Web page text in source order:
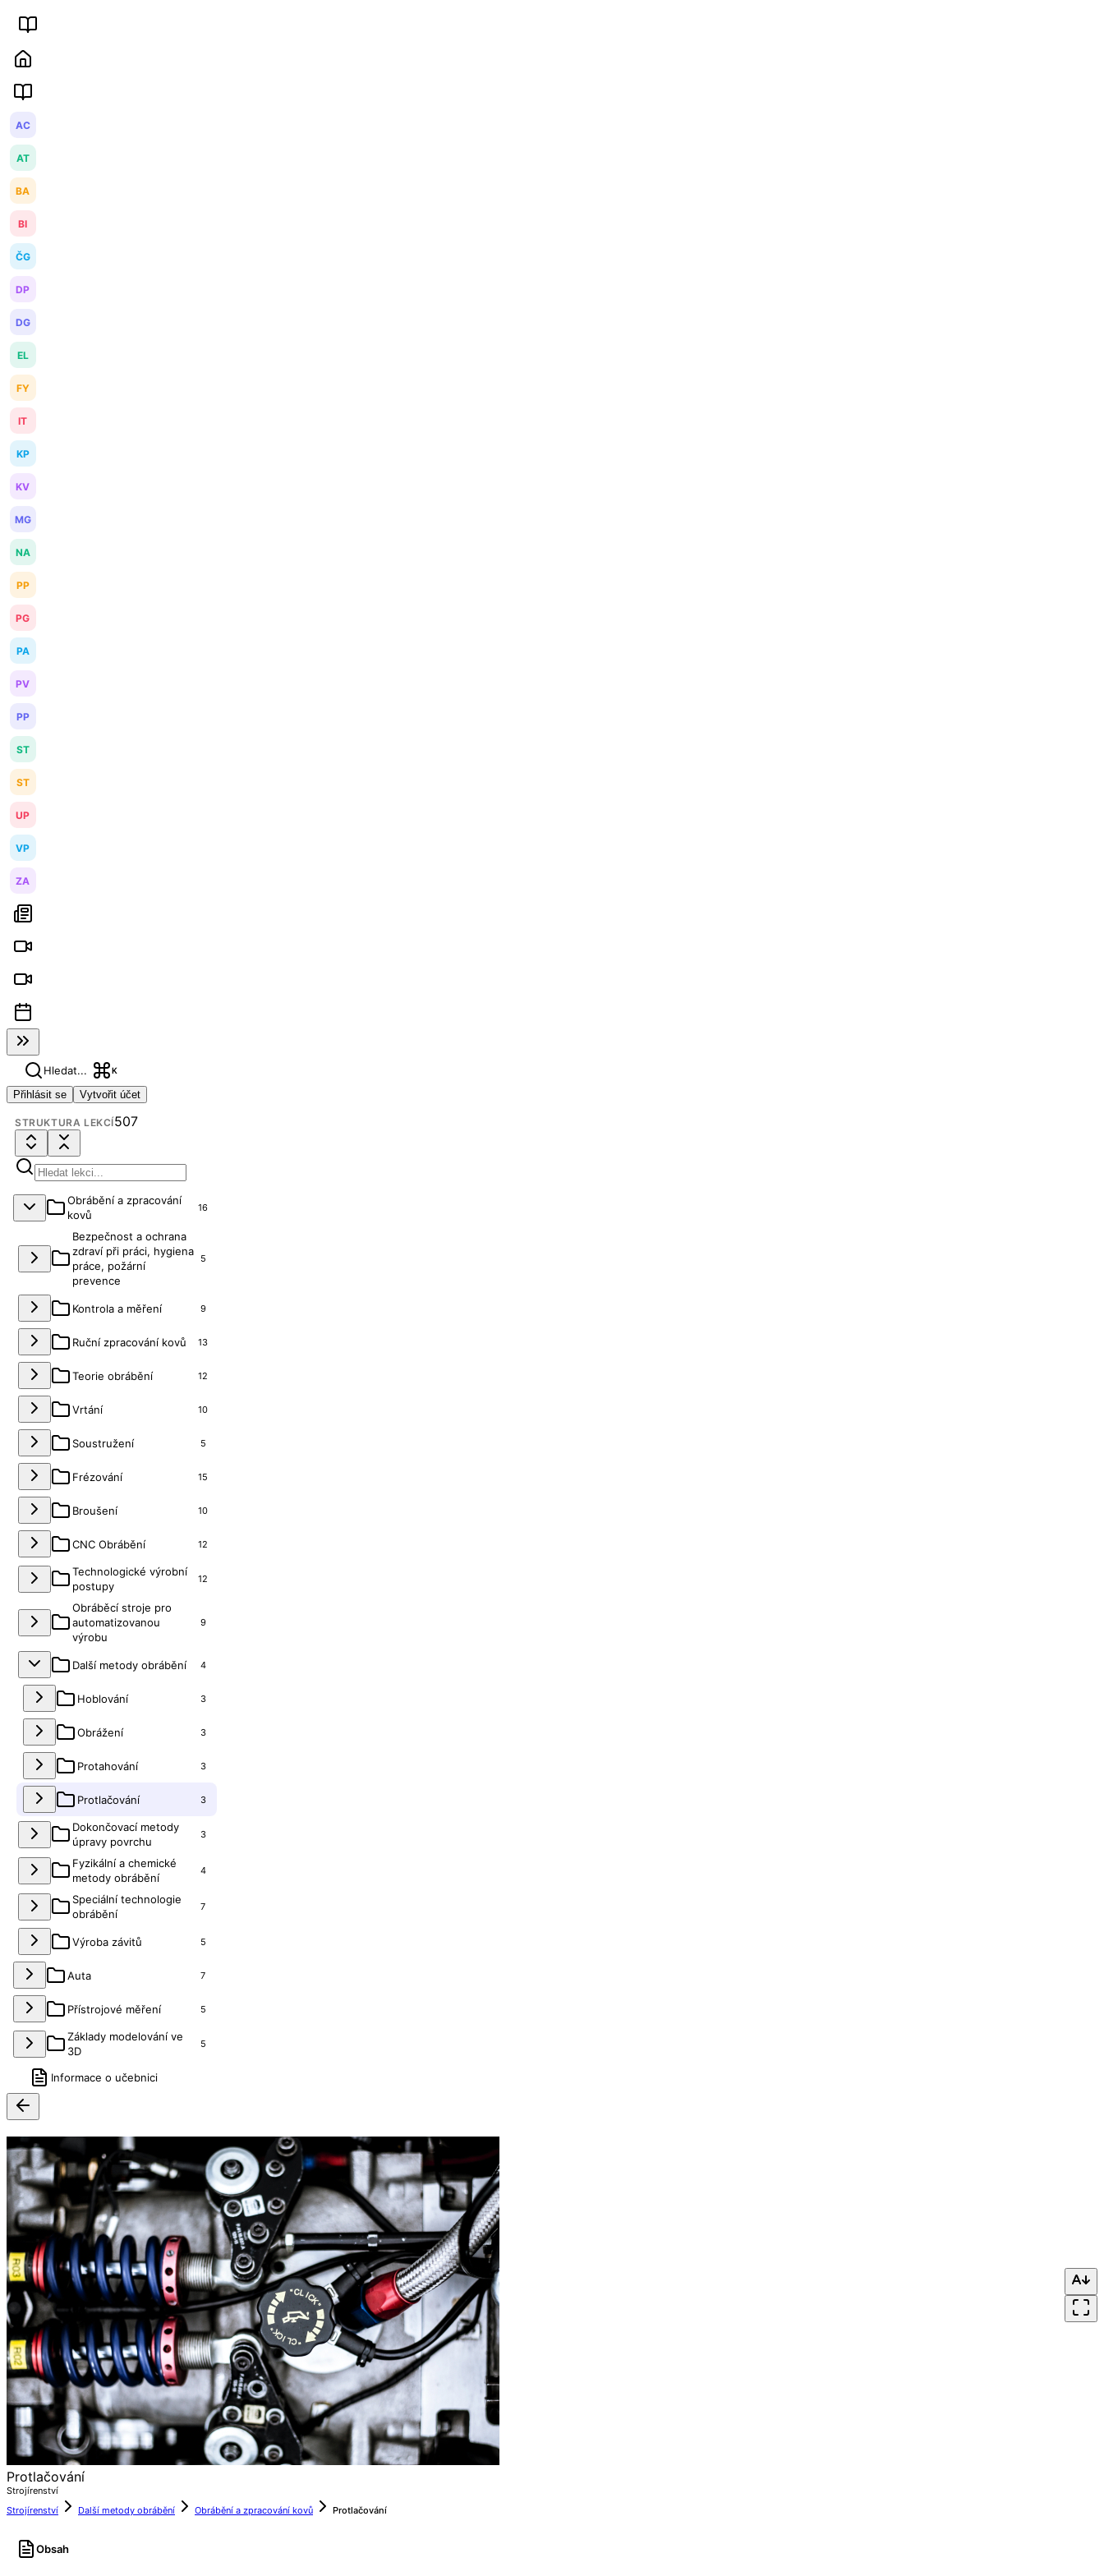
AC
AT
BA
BI
ČG
DP
DG
EL
FY
IT
KP
KV
MG
NA
PP
PG
PA
PV
PP
ST
ST
UP
VP
ZA
Hledat... K
Přihlásit se Vytvořit účet
STRUKTURA LEKCÍ507
Obrábění a zpracování
kovů
16
Bezpečnost a ochrana
zdraví při práci, hygiena
práce, požární
prevence
5
Kontrola a měření 9
Ruční zpracování kovů 13
Teorie obrábění 12
Vrtání 10
Soustružení 5
Frézování 15
Broušení 10
CNC Obrábění 12
Technologické výrobní
postupy
12
Obráběcí stroje pro
automatizovanou
výrobu
9
Další metody obrábění 4
Hoblování 3
Obrážení 3
Protahování 3
Protlačování 3
Dokončovací metody
úpravy povrchu
3
Fyzikální a chemické
metody obrábění
4
Speciální technologie
obrábění
7
Výroba závitů 5
Auta 7
Přístrojové měření 5
Základy modelování ve
3D
5
Informace o učebnici
Protlačování
Strojírenství
Strojírenství
Další metody obrábění Obrábění a zpracování kovů Protlačování
Obsah